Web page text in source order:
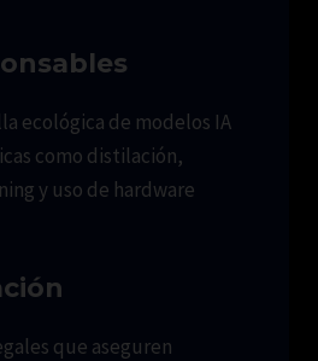
ecológica de modelos IA
como distilación,
y uso de hardware
que aseguren